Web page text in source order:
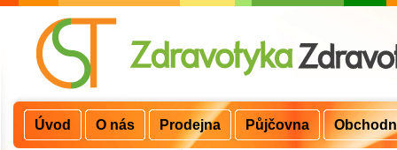
Úvod O nás Prodejna Půjčovna